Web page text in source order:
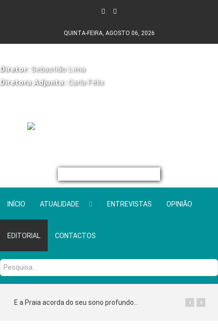
QUINTA-FEIRA, AGOSTO 06, 2026
Diretor: Sebastião Lima
Diretora Adjunta: Carla Félix
INÍCIO ATUALIDADE ENTREVISTAS OPINIÃO
EDITORIAL CONTACTOS
Pesquisa...
E a Praia acorda do seu sono profundo... ›
‹